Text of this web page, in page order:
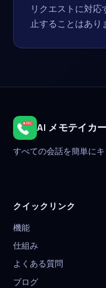
リクエストに対
止することはあり
AI メモテイカ
すべての会話を簡単に
クイックリンク
機能
仕組み
よくある質問
ブログ